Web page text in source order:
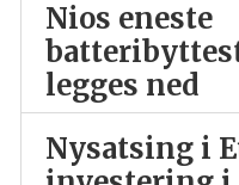
Nios eneste
legges ned
Nysatsing i